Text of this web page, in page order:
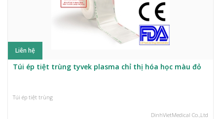
Liên hệ
Túi ép tiệt trùng tyvek plasma chỉ thị hóa học màu đỏ
Túi ép tiệt trùng
DinhVietMedical Co.,Ltd